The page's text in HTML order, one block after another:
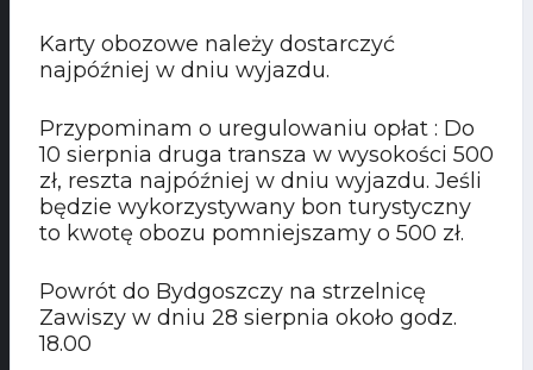
Karty obozowe należy dostarczyć
najpóźniej w dniu wyjazdu.
Przypominam o uregulowaniu opłat : Do
10 sierpnia druga transza w wysokości 500
zł, reszta najpóźniej w dniu wyjazdu. Jeśli
będzie wykorzystywany bon turystyczny
to kwotę obozu pomniejszamy o 500 zł.
Powrót do Bydgoszczy na strzelnicę
Zawiszy w dniu 28 sierpnia około godz.
18.00